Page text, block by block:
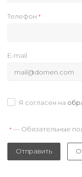
Телефон *
E-mail
Я согласен на
* — Обязательные
Отправить